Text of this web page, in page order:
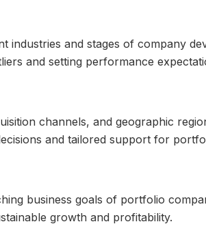
industries and stages of company
and setting performance
channels, and geographic
and tailored support for
business goals of portfolio
growth and profitability.